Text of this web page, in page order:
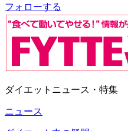
フォローする
ダイエットニュース・特集
ニュース